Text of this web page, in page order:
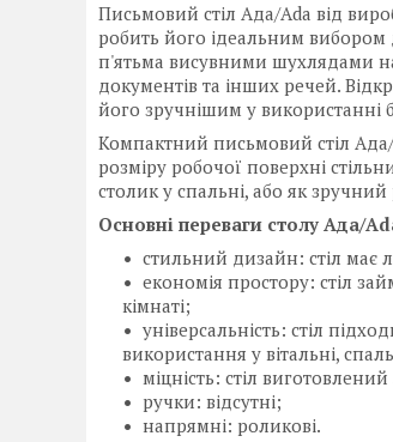
Письмовий стіл Ада/Ada від
робить його ідеальним вибором
п'ятьма висувними шухлядами
документів та інших речей.
його зручнішим у використанні
Компактний письмовий стіл
розміру робочої поверхні
столик у спальні, або як
Основні переваги столу Ада/
стильний дизайн: стіл має
економія простору: стіл
кімнаті;
універсальність: стіл
використання у вітальні,
міцність: стіл
ручки: відсутні;
напрямні: роликові.